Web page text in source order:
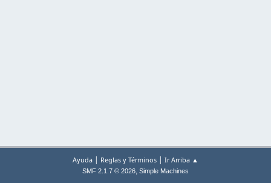
Ayuda | Reglas y Términos | Ir Arriba ▲
SMF 2.1.7 © 2026, Simple Machines